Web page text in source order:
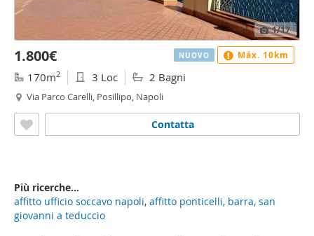
1/17
1.800€
170m2 3 Loc 2 Bagni
Via Parco Carelli, Posillipo, Napoli
Contatta
NUOVO Máx. 10km
Più ricerche...
affitto ufficio soccavo napoli, affitto ponticelli, barra, san
giovanni a teduccio